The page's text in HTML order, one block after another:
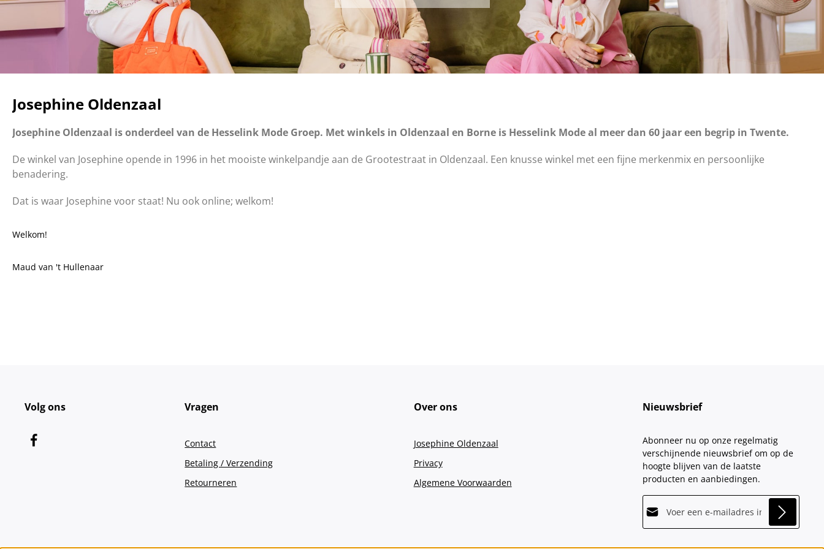
Josephine Oldenzaal
Josephine Oldenzaal is onderdeel van de Hesselink Mode Groep. Met winkels in Oldenzaal en Borne is Hesselink Mode al meer dan 60 jaar een begrip in Twente.
De winkel van Josephine opende in 1996 in het mooiste winkelpandje aan de Grootestraat in Oldenzaal. Een knusse winkel met een fijne merkenmix en persoonlijke
benadering.
Dat is waar Josephine voor staat! Nu ook online; welkom!
Welkom!
Maud van 't Hullenaar
Volg ons Vragen
Contact
Betaling / Verzending
Retourneren
Over ons
Josephine Oldenzaal
Privacy
Algemene Voorwaarden
Nieuwsbrief
Abonneer nu op onze regelmatig
verschijnende nieuwsbrief om op de
hoogte blijven van de laatste
producten en aanbiedingen.
E-mailadres*
itsPrivacy PolicyandTerms of Useapply.